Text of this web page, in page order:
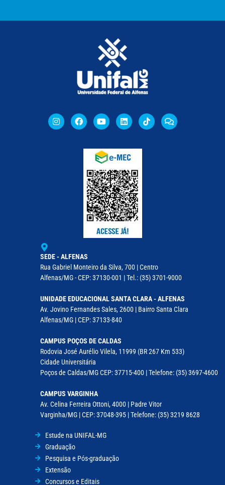
SEDE - ALFENAS
Rua Gabriel Monteiro da Silva, 700 | Centro
Alfenas/MG - CEP: 37130-001 | Tel.: (35) 3701-9000
UNIDADE EDUCACIONAL SANTA CLARA - ALFENAS
Av. Jovino Fernandes Sales, 2600 | Bairro Santa Clara
Alfenas/MG | CEP: 37133-840
CAMPUS POÇOS DE CALDAS
Rodovia José Aurélio Vilela, 11999 (BR 267 Km 533)
Cidade Universitária
Poços de Caldas/MG CEP: 37715-400 | Telefone: (35) 3697-4600
CAMPUS VARGINHA
Av. Celina Ferreira Ottoni, 4000 | Padre Vitor
Varginha/MG | CEP: 37048-395 | Telefone: (35) 3219 8628
Estude na UNIFAL-MG
Graduação
Pesquisa e Pós-graduação
Extensão
Concursos e Editais